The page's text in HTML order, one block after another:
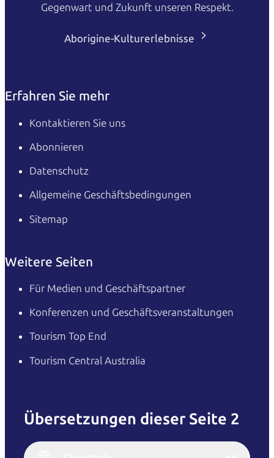
Gegenwart und Zukunft unseren Respekt.
Aborigine-Kulturerlebnisse
Erfahren Sie mehr
Kontaktieren Sie uns
Abonnieren
Datenschutz
Allgemeine Geschäftsbedingungen
Sitemap
Weitere Seiten
Für Medien und Geschäftspartner
Konferenzen und Geschäftsveranstaltungen
Tourism Top End
Tourism Central Australia
Übersetzungen dieser Seite 2
Italiano